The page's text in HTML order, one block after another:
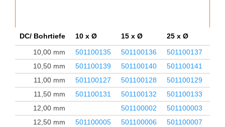
DC/ Bohrtiefe 10 x Ø 15 x Ø 25 x Ø
10,00 mm
501100135 501100136 501100137
10,50 mm
501100139 501100140 501100141
11,00 mm
501100127 501100128 501100129
11,50 mm
501100131 501100132 501100133
12,00 mm
501100002 501100003
12,50 mm
501100005 501100006 501100007